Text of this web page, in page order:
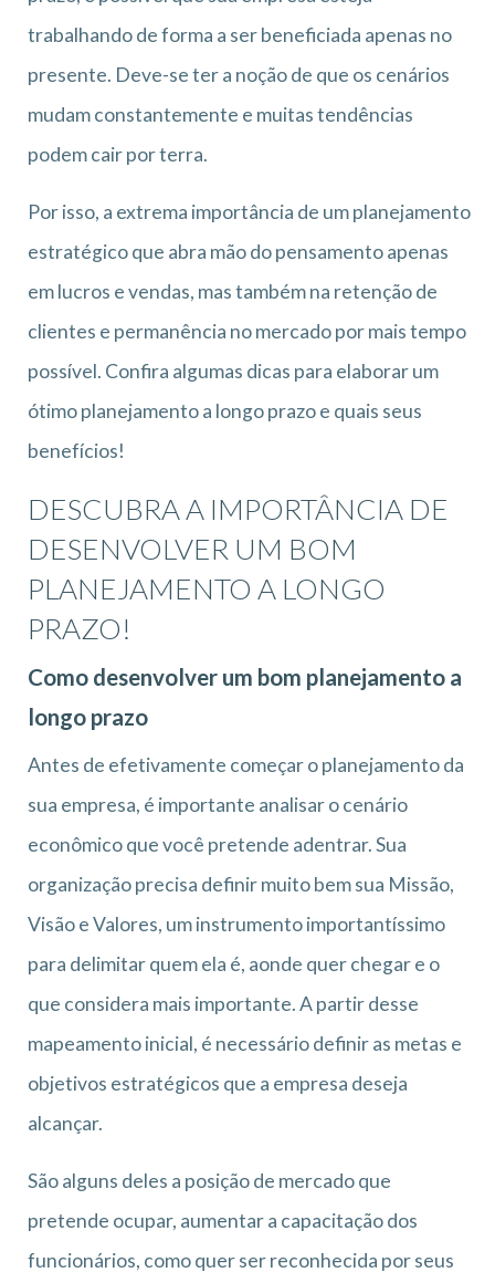
trabalhando de forma a ser beneficiada apenas no
presente. Deve-se ter a noção de que os cenários
mudam constantemente e muitas tendências
podem cair por terra.
Por isso, a extrema importância de um planejamento
estratégico que abra mão do pensamento apenas
em lucros e vendas, mas também na retenção de
clientes e permanência no mercado por mais tempo
possível. Confira algumas dicas para elaborar um
ótimo planejamento a longo prazo e quais seus
benefícios!
DESCUBRA A IMPORTÂNCIA DE
DESENVOLVER UM BOM
PLANEJAMENTO A LONGO
PRAZO!
Como desenvolver um bom planejamento a
longo prazo
Antes de efetivamente começar o planejamento da
sua empresa, é importante analisar o cenário
econômico que você pretende adentrar. Sua
organização precisa definir muito bem sua Missão,
Visão e Valores, um instrumento importantíssimo
para delimitar quem ela é, aonde quer chegar e o
que considera mais importante. A partir desse
mapeamento inicial, é necessário definir as metas e
objetivos estratégicos que a empresa deseja
alcançar.
São alguns deles a posição de mercado que
pretende ocupar, aumentar a capacitação dos
funcionários, como quer ser reconhecida por seus